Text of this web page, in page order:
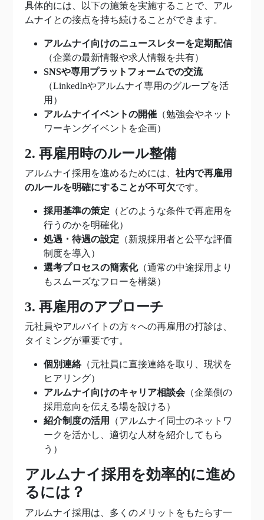
具体的には、以下の施策を実施することで、アル
ムナイとの接点を持ち続けることができます。
アルムナイ向けのニュースレターを定期配信
（企業の最新情報や求人情報を共有）
SNSや専用プラットフォームでの交流
（LinkedInやアルムナイ専用のグループを活
用）
アルムナイイベントの開催 （勉強会やネット
ワーキングイベントを企画）
2. 再雇用時のルール整備
アルムナイ採用を進めるためには、 社内で再雇用
のルールを明確にすることが不可欠です。
採用基準の策定 （どのような条件で再雇用を
行うのかを明確化）
処遇・待遇の設定 （新規採用者と公平な評価
制度を導入）
選考プロセスの簡素化（通常の中途採用より
もスムーズなフローを構築）
3. 再雇用のアプローチ
元社員やアルバイトの方々への再雇用の打診は、
タイミングが重要です。
個別連絡（元社員に直接連絡を取り、現状を
ヒアリング）
アルムナイ向けのキャリア相談会 （企業側の
採用意向を伝える場を設ける）
紹介制度の活用
（アルムナイ同士のネットワ
ークを活かし、適切な人材を紹介してもら
う）
アルムナイ採用を効率的に進め
るには？
アルムナイ採用は、多くのメリットをもたらす一